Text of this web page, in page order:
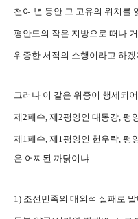
천여 년 동안 그 고유의 위치를
평안도의 작은 지방으로 떠나
위증한 서적의 소행이라고 하겠
그러나 이 같은 위증이 행세되어
제2패수, 제2평양인 대동강, 평
제1패수, 제1평양인 헌우락, 평
은 어찌된 까닭이냐.
1) 조선민족의 대외적 실패로 말